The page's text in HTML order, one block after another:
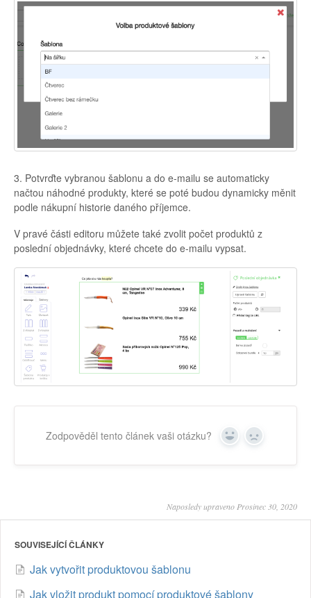
3. Potvrďte vybranou šablonu a do e-mailu se automaticky
načtou náhodné produkty, které se poté budou dynamicky měnit
podle nákupní historie daného příjemce.
V pravé části editoru můžete také zvolit počet produktů z
poslední objednávky, které chcete do e-mailu vypsat.
Zodpověděl tento článek vaši otázku? Yes No
Naposledy upraveno Prosinec 30, 2020
SOUVISEJÍCÍ ČLÁNKY
Jak vytvořit produktovou šablonu
Jak vložit produkt pomocí produktové šablony